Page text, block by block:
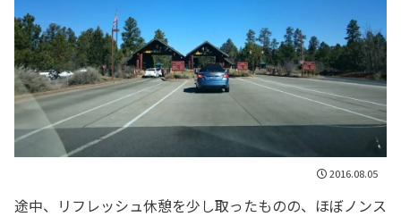
2016.08.05
途中、リフレッシュ休憩を少し取ったものの、ほぼノンス